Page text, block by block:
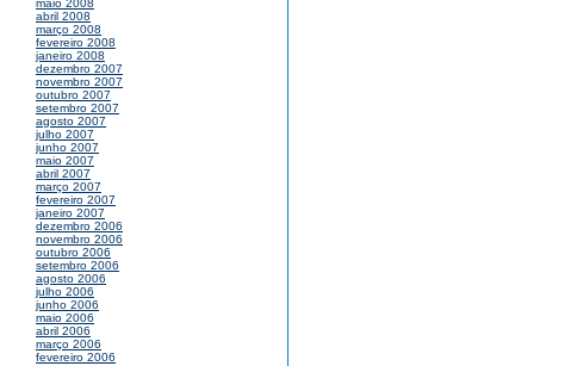
maio 2008
abril 2008
março 2008
fevereiro 2008
janeiro 2008
dezembro 2007
novembro 2007
outubro 2007
setembro 2007
agosto 2007
julho 2007
junho 2007
maio 2007
abril 2007
março 2007
fevereiro 2007
janeiro 2007
dezembro 2006
novembro 2006
outubro 2006
setembro 2006
agosto 2006
julho 2006
junho 2006
maio 2006
abril 2006
março 2006
fevereiro 2006